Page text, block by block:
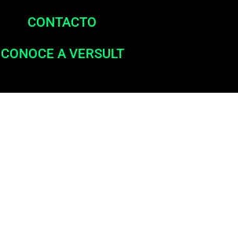
CONTACTO
CONOCE A VERSULT